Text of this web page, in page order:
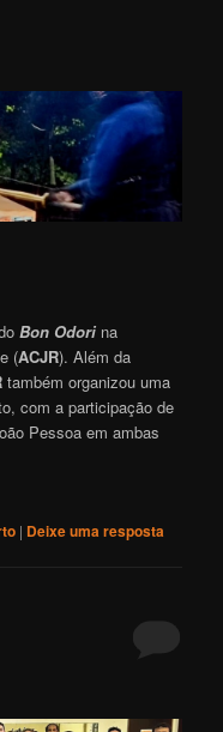
Bon Odori na
(ACJR). Além da
também organizou uma
com a participação de
Pessoa em ambas
| Deixe uma resposta